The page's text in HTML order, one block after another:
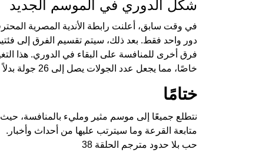
شكل الدوري في الموسم الجديد
في وقت سابق، أعلنت رابطة الأندية المصرية
فرق أخرى للمنافسة على البقاء في الدوري. هذا
خاصًا، مما يجعل عدد الجولات يصل إلى 26 جولة بدلاً من 32 جولة كما كان في السابق.
ختامًا
نتطلع جميعًا إلى موسم مثير ومليء بالمنافسة،
متابعة القرعة وما سيترتب عليها من أحداث وأخبار.
حب بلا حدود مترجم الحلقة 38